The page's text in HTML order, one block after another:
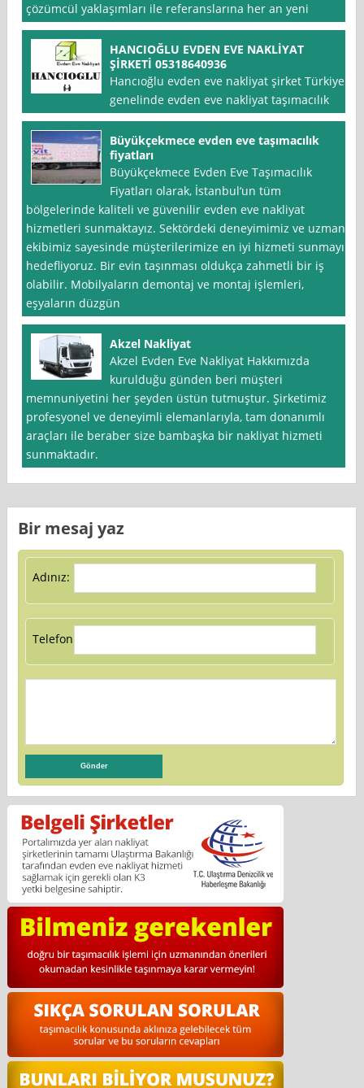
çözümcül yaklaşımları ile referanslarına her an yeni
HANCIOĞLU EVDEN EVE NAKLİYAT
ŞİRKETİ 05318640936
Hancıoğlu evden eve nakliyat şirket Türkiye
genelinde evden eve nakliyat taşımacılık
Büyükçekmece evden eve taşımacılık
fiyatları
Büyükçekmece Evden Eve Taşımacılık
Fiyatları olarak, İstanbul‘un tüm
bölgelerinde kaliteli ve güvenilir evden eve nakliyat
hizmetleri sunmaktayız. Sektördeki deneyimimiz ve uzman
ekibimiz sayesinde müşterilerimize en iyi hizmeti sunmayı
hedefliyoruz. Bir evin taşınması oldukça zahmetli bir iş
olabilir. Mobilyaların demontaj ve montaj işlemleri,
eşyaların düzgün
Akzel Nakliyat
Akzel Evden Eve Nakliyat Hakkımızda
kurulduğu günden beri müşteri
memnuniyetini her şeyden üstün tutmuştur. Şirketimiz
profesyonel ve deneyimli elemanlarıyla, tam donanımlı
araçları ile beraber size bambaşka bir nakliyat hizmeti
sunmaktadır.
Bir mesaj yaz
Adınız:
Telefon: